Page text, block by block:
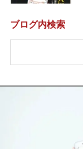
ブログ内検索